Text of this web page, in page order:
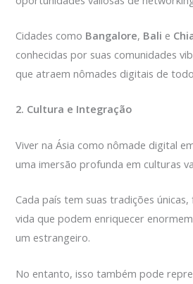
Cidades como Bangalore, Bali e
conhecidas por suas comunidades
que atraem nômades digitais de
2. Cultura e Integração
Viver na Ásia como nômade digital
uma imersão profunda em culturas
Cada país tem suas tradições
vida que podem enriquecer
um estrangeiro.
No entanto, isso também pode